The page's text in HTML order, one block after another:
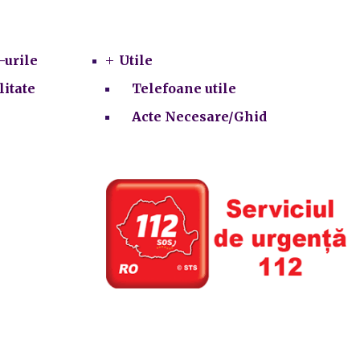
urile
Utile
Telefoane utile
Acte Necesare/Ghid